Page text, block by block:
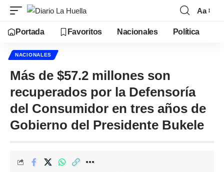
Aa
Portada Favoritos Nacionales Política
NACIONALES
Más de $57.2 millones son
recuperados por la Defensoría
del Consumidor en tres años de
Gobierno del Presidente Bukele